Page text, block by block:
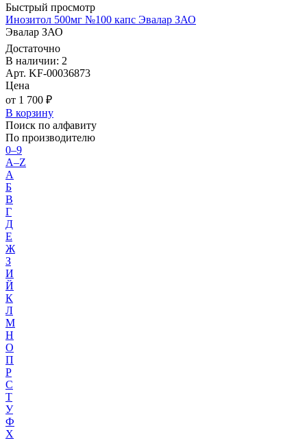
Быстрый просмотр
Инозитол 500мг №100 капс Эвалар ЗАО
Эвалар ЗАО
Достаточно
В наличии: 2
Арт. KF-00036873
Цена
от 1 700 ₽
В корзину
Поиск по алфавиту
По производителю
0–9
A–Z
А
Б
В
Г
Д
Е
Ж
З
И
Й
К
Л
М
Н
О
П
Р
С
Т
У
Ф
Х